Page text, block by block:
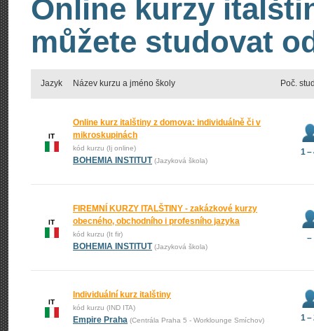
Online kurzy
můžete studovat
Jazyk Název kurzu a jméno školy Poč.
IT
Online kurz italštiny z domova: individuálně či v
mikroskupinách
kód kurzu (Ij online)
BOHEMIA INSTITUT (Jazyková škola)
1 –
IT
FIREMNÍ KURZY ITALŠTINY - zakázkové kurzy
obecného, obchodního i profesního jazyka
kód kurzu (It fir)
BOHEMIA INSTITUT (Jazyková škola)
–
IT
Individuální kurz italštiny
kód kurzu (IND ITA)
Empire Praha (Centrála Praha 5 - Worklounge Smíchov) 1 –